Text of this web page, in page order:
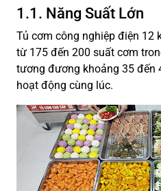
1.1. Năng Suất Lớn
Tủ cơm công nghiệp điện 12
từ 175 đến 200 suất cơm
tương đương khoảng 35 đến
hoạt động cùng lúc.